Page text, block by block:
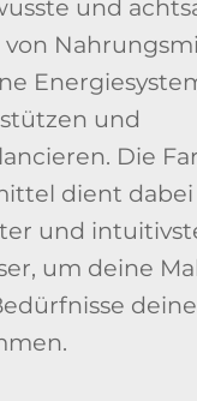
und
von
und
Die
dient dabei
und
um deine